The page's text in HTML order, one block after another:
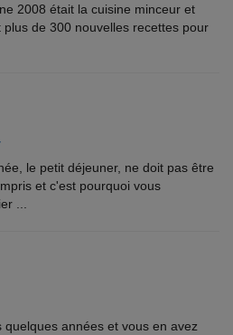
2008 était la cuisine minceur et
de 300 nouvelles recettes pour
le petit déjeuner, ne doit pas être
et c'est pourquoi vous
...
années et vous en avez